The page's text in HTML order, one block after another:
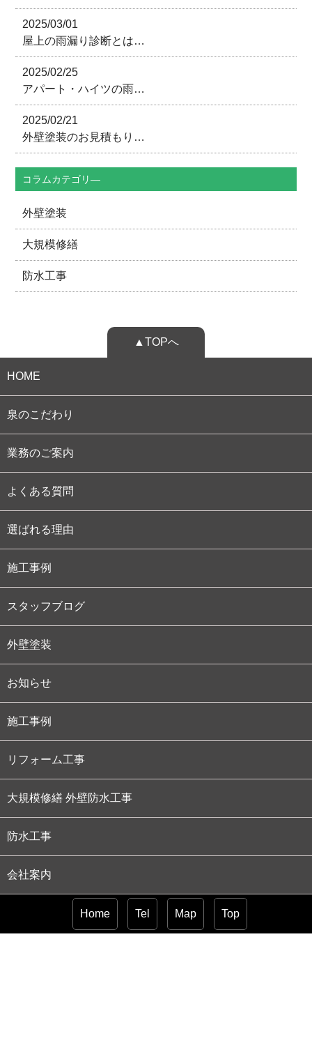
2025/03/01
屋上の雨漏り診断とは…
2025/02/25
アパート・ハイツの雨…
2025/02/21
外壁塗装のお見積もり…
コラムカテゴリ―
外壁塗装
大規模修繕
防水工事
▲TOPへ
HOME
泉のこだわり
業務のご案内
よくある質問
選ばれる理由
施工事例
スタッフブログ
外壁塗装
お知らせ
施工事例
リフォーム工事
大規模修繕 外壁防水工事
防水工事
会社案内
Home Tel Map Top